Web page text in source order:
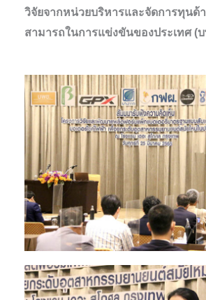
วิจัยจากหน่วยบริหารและจัดการทุนด้
สามารถในการแข่งขันของประเทศ (